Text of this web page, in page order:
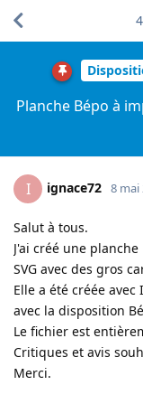
Planche Bépo à
I ignace72 8 mai
Salut à tous.
J'ai créé une
SVG avec des gros
Elle a été créée
avec la disposition
Le fichier est
Critiques et avis
Merci.